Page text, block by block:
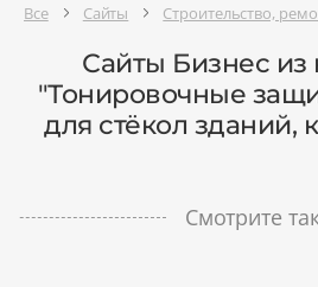
Все Сайты Строительство,
Сайты Бизнес из
"Тонировочные
для стёкол зданий,
Смотрите